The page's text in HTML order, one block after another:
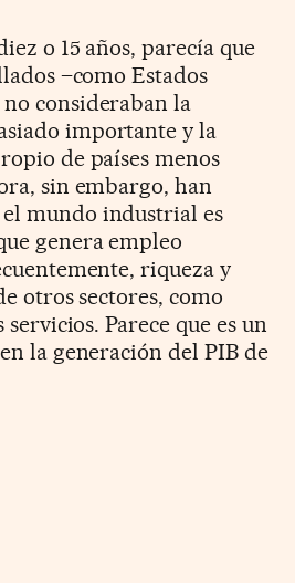
o 15 años, parecía que
–como Estados
consideraban la
importante y la
de países menos
sin embargo, han
mundo industrial es
genera empleo
riqueza y
otros sectores, como
Parece que es un
la generación del PIB de